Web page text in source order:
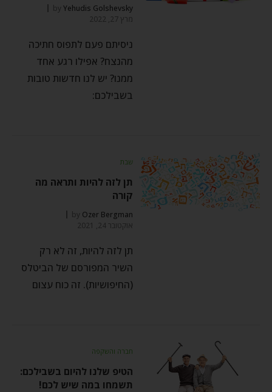
byYehudis Golshevsky
מרץ 27, 2022
ניסיתם פעם לתפוס חתיכה
מהנצח? אפילו רגע אחד
ממנו? יש לנו חדשות טובות
בשבילכם:
שבת
תן לזה להיות ותראה מה
קורה
by Ozer Bergman
אוקטובר 24, 2021
תן לזה להיות, זה לא רק
השיר המפורסם של הביטלס
(החיפושיות). זה כוח עצום
חברה והשקפה
הטיפ שלנו להיום בשבילכם:
תשמחו במה שיש לכם!